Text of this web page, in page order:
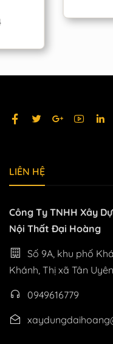
LIÊN HỆ
Công Ty TNHH Xây
Nội Thất Đại Hoàng
Số 9A, khu phố
Khánh, Thị xã Tân
0949616779